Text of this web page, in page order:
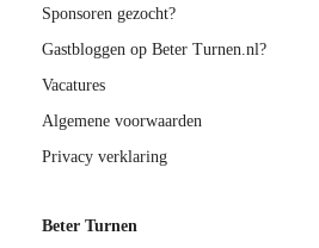
Sponsoren gezocht?
Gastbloggen op Beter Turnen.nl?
Vacatures
Algemene voorwaarden
Privacy verklaring
Beter Turnen